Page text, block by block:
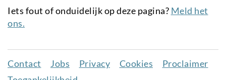
Iets fout of onduidelijk op deze pagina? Meld het
ons.
Juridisch
Contact Jobs Privacy Cookies
Proclaimer